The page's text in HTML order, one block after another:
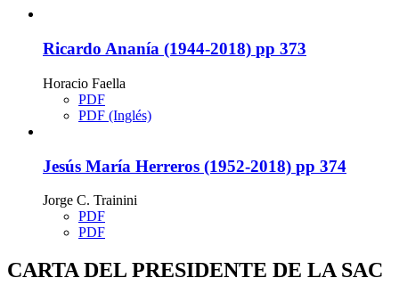
Ricardo Ananía (1944-2018) pp 373
Horacio Faella
PDF
PDF (Inglés)
Jesús María Herreros (1952-2018) pp 374
Jorge C. Trainini
PDF
PDF
CARTA DEL PRESIDENTE DE LA SAC